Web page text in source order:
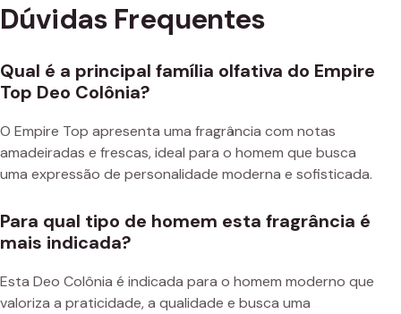
Dúvidas Frequentes
Qual é a principal família olfativa do Empire
Top Deo Colônia?
O Empire Top apresenta uma fragrância com notas
amadeiradas e frescas, ideal para o homem que busca
uma expressão de personalidade moderna e sofisticada.
Para qual tipo de homem esta fragrância é
mais indicada?
Esta Deo Colônia é indicada para o homem moderno que
valoriza a praticidade, a qualidade e busca uma